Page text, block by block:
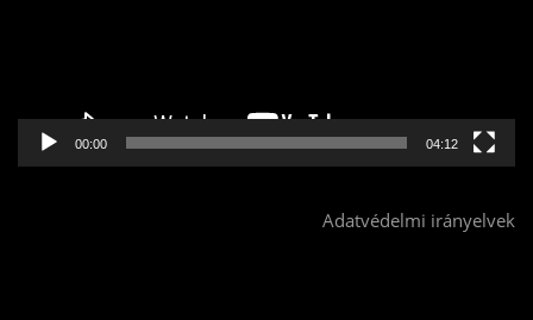
00:00 04:12
Adatvédelmi irányelvek